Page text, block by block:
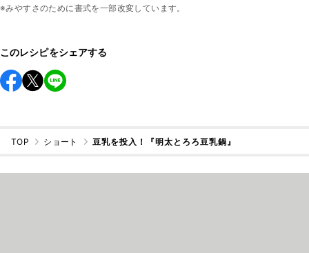
※みやすさのために書式を一部改変しています。
このレシピをシェアする
TOP ショート 豆乳を投入！『明太とろろ豆乳鍋』